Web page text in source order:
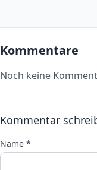
Kommentare
Noch keine
Kommentar
Name *